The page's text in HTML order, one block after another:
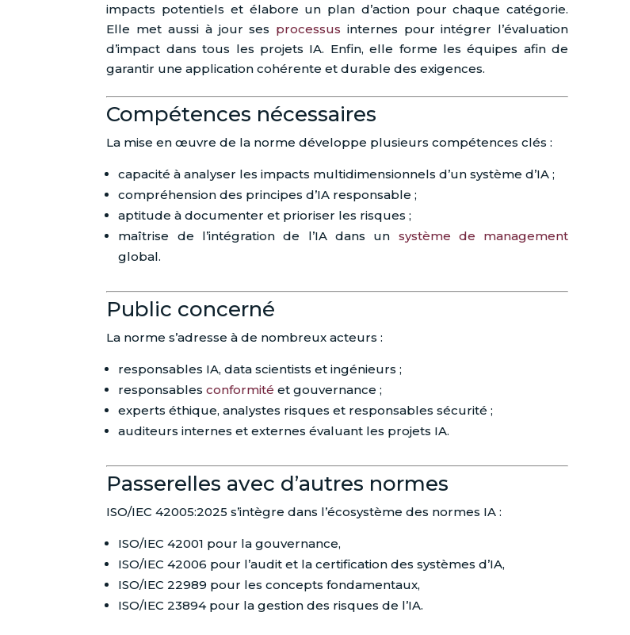
impacts potentiels et élabore un plan d’action pour chaque catégorie.
Elle met aussi à jour ses processus internes pour intégrer l’évaluation
d’impact dans tous les projets IA. Enfin, elle forme les équipes afin de
garantir une application cohérente et durable des exigences.
Compétences nécessaires
La mise en œuvre de la norme développe plusieurs compétences clés :
capacité à analyser les impacts multidimensionnels d’un système d’IA ;
compréhension des principes d’IA responsable ;
aptitude à documenter et prioriser les risques ;
maîtrise de l’intégration de l’IA dans un système de management
global.
Public concerné
La norme s’adresse à de nombreux acteurs :
responsables IA, data scientists et ingénieurs ;
responsablesconformité et gouvernance ;
experts éthique, analystes risques et responsables sécurité ;
auditeurs internes et externes évaluant les projets IA.
Passerelles avec d’autres normes
ISO/IEC 42005:2025 s’intègre dans l’écosystème des normes IA :
ISO/IEC 42001 pour la gouvernance,
ISO/IEC 42006 pour l’audit et la certification des systèmes d’IA,
ISO/IEC 22989 pour les concepts fondamentaux,
ISO/IEC 23894 pour la gestion des risques de l’IA.